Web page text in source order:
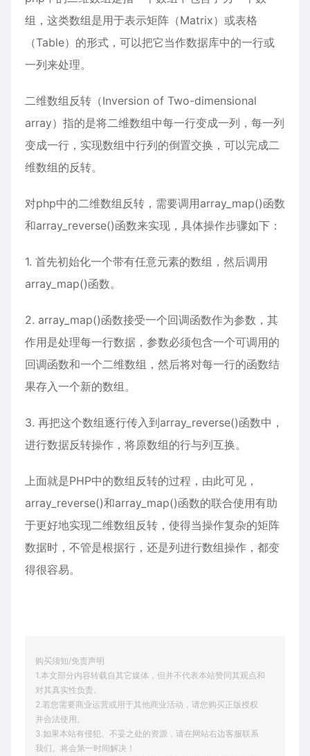
组，这类数组是用于表示矩阵（Matrix）或表格
（Table）的形式，可以把它当作数据库中的一行或
一列来处理。
二维数组反转（Inversion of Two-dimensional
array）指的是将二维数组中每一行变成一列，每一列
变成一行，实现数组中行列的倒置交换，可以完成二
维数组的反转。
对php中的二维数组反转，需要调用array_map()函数
和array_reverse()函数来实现，具体操作步骤如下：
1. 首先初始化一个带有任意元素的数组，然后调用
array_map()函数。
2. array_map()函数接受一个回调函数作为参数，其
作用是处理每一行数据，参数必须包含一个可调用的
回调函数和一个二维数组，然后将对每一行的函数结
果存入一个新的数组。
3. 再把这个数组逐行传入到array_reverse()函数中，
进行数据反转操作，将原数组的行与列互换。
上面就是PHP中的数组反转的过程，由此可见，
array_reverse()和array_map()函数的联合使用有助
于更好地实现二维数组反转，使得当操作复杂的矩阵
数据时，不管是根据行，还是列进行数组操作，都变
得很容易。
购买须知/免责声明
1.本文部分内容转载自其它媒体，但并不代表本站赞同其观点和
对其真实性负责。
2.若您需要商业运营或用于其他商业活动，请您购买正版授权
并合法使用。
3.如果本站有侵犯、不妥之处的资源，请在网站右边客服联系
我们。将会第一时间解决！